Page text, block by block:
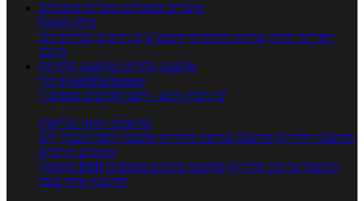
מוצרים ומאכלים מוצרים ומאכלים
מילון האוכל
תפריטי תזונה ערכים תזונתיים חיפוש ע"פ רכיבים מכילים הכי
הרבה
מחשבון קלוריות מחשבון קלוריות
מנוי FoodsDictionary
5 ימי ניסיון חינם - לחצו לפרטים נוספים
מחשבוני תזונה ובריאות
מחשבון קלוריות מחשבון שריפת קלוריות מחשבון דופק מטרה יחס
מותניים לירכיים
מחשבון BMI
מחשבון צריכת קלוריות מחשבון מינונים מומלצים
מחשבון אחוז שומן